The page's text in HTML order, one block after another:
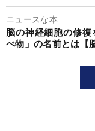
ニュースな本
脳の神経細胞の修
べ物」の名前とは【